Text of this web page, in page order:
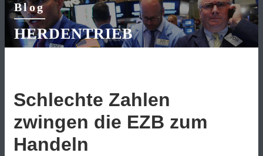
Blog
HERDENTRIEB
Schlechte Zahlen
zwingen die EZB zum
Handeln